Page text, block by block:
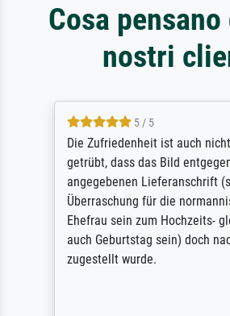
Cosa
nostri
5 / 5
Die Zufriedenheit ist auch
getrübt, dass das Bild
angegebenen Lieferanschrift
Überraschung für die
Ehefrau sein zum Hochzeits-
auch Geburtstag sein) doch
zugestellt wurde.